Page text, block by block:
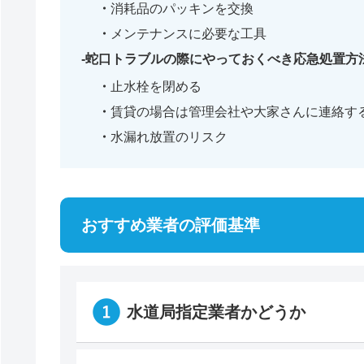
消耗品のパッキンを交換
メンテナンスに必要な工具
蛇口トラブルの際にやっておくべき応急処置方
止水栓を閉める
賃貸の場合は管理会社や大家さんに連絡す
水漏れ放置のリスク
おすすめ業者の評価基準
水道局指定業者かどうか